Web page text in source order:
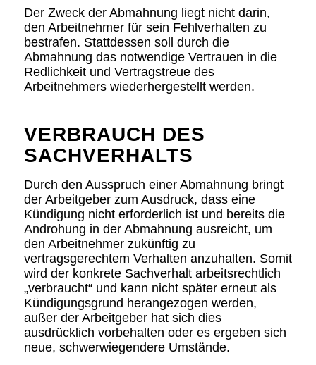
Der Zweck der Abmahnung liegt nicht darin,
den Arbeitnehmer für sein Fehlverhalten zu
bestrafen. Stattdessen soll durch die
Abmahnung das notwendige Vertrauen in die
Redlichkeit und Vertragstreue des
Arbeitnehmers wiederhergestellt werden.
VERBRAUCH DES
SACHVERHALTS
Durch den Ausspruch einer Abmahnung bringt
der Arbeitgeber zum Ausdruck, dass eine
Kündigung nicht erforderlich ist und bereits die
Androhung in der Abmahnung ausreicht, um
den Arbeitnehmer zukünftig zu
vertragsgerechtem Verhalten anzuhalten. Somit
wird der konkrete Sachverhalt arbeitsrechtlich
„verbraucht“ und kann nicht später erneut als
Kündigungsgrund herangezogen werden,
außer der Arbeitgeber hat sich dies
ausdrücklich vorbehalten oder es ergeben sich
neue, schwerwiegendere Umstände.